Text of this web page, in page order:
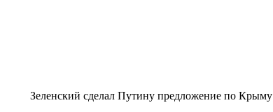
Зеленский сделал Путину предложение по Крыму